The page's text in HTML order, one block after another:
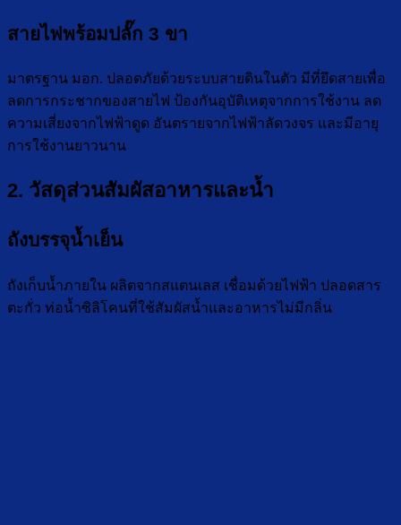
สายไฟพร้อมปลั๊ก 3 ขา
มาตรฐาน มอก. ปลอดภัยด้วยระบบสายดินในตัว มีที่ยึดสายเพื่อ
ลดการกระชากของสายไฟ ป้องกันอุบัติเหตุจากการใช้งาน ลด
ความเสี่ยงจากไฟฟ้าดูด อันตรายจากไฟฟ้าลัดวงจร และมีอายุ
การใช้งานยาวนาน
2. วัสดุส่วนสัมผัสอาหารและน้ำ
ถังบรรจุน้ำเย็น
ถังเก็บน้ำภายใน ผลิตจากสแตนเลส เชื่อมด้วยไฟฟ้า ปลอดสาร
ตะกั่ว ท่อน้ำซิลิโคนที่ใช้สัมผัสน้ำและอาหารไม่มีกลิ่น